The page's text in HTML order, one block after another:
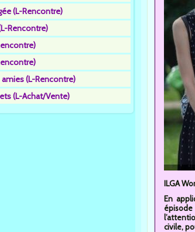
(L-Rencontre)
Rencontre)
amies (L-Rencontre)
(L-Achat/Vente)
ILGA
En
civile,